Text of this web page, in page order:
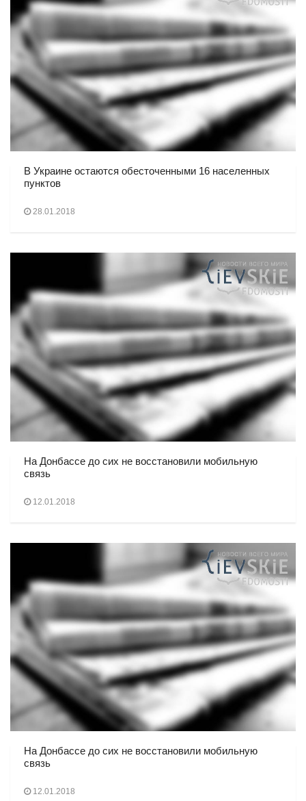
В Украине остаются обесточенными 16 населенных
пунктов
28.01.2018
На Донбассе до сих не восстановили мобильную
связь
12.01.2018
На Донбассе до сих не восстановили мобильную
связь
12.01.2018